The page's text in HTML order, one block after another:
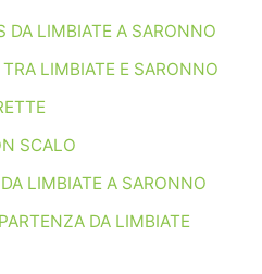
DA LIMBIATE A SARONNO
LIMBIATE E SARONNO
SCALO
LIMBIATE A SARONNO
DA LIMBIATE